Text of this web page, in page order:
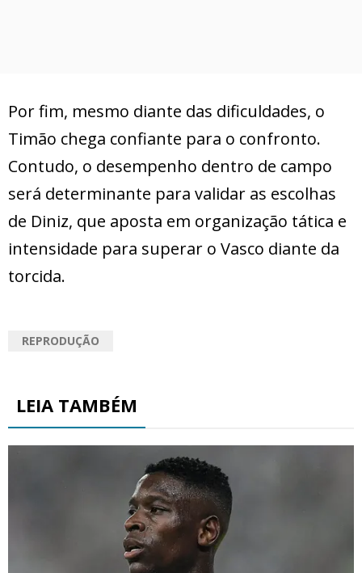
Por fim, mesmo diante das dificuldades, o
Timão chega confiante para o confronto.
Contudo, o desempenho dentro de campo
será determinante para validar as escolhas
de Diniz, que aposta em organização tática e
intensidade para superar o Vasco diante da
torcida.
REPRODUÇÃO
LEIA TAMBÉM